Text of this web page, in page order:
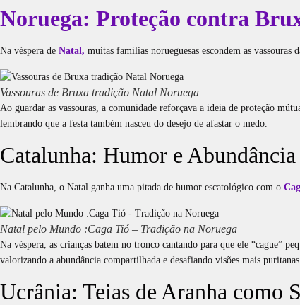
Noruega: Proteção contra
Na véspera de Natal, muitas famílias norueguesas escondem as
Vassouras de Bruxa tradição Natal Noruega
Ao guardar as vassouras, a comunidade reforçava a ideia de proteção
lembrando que a festa também nasceu do desejo de afastar o medo.
Catalunha: Humor e
Na Catalunha, o Natal ganha uma pitada de humor escatológico com o
Natal pelo Mundo :Caga Tió – Tradição na Noruega
Na véspera, as crianças batem no tronco cantando para que ele “cague”
valorizando a abundância compartilhada e desafiando visões mais puritanas
Ucrânia: Teias de Aranha como